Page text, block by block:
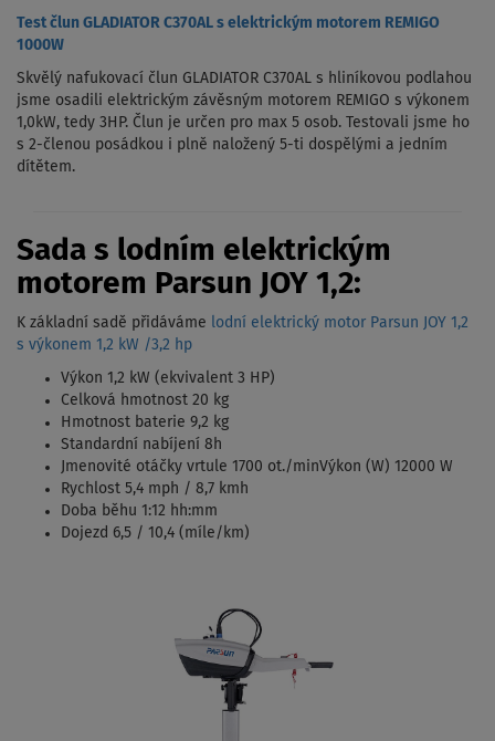
Test člun GLADIATOR C370AL s elektrickým motorem REMIGO
1000W
Skvělý nafukovací člun GLADIATOR C370AL s hliníkovou podlahou
jsme osadili elektrickým závěsným motorem REMIGO s výkonem
1,0kW, tedy 3HP. Člun je určen pro max 5 osob. Testovali jsme ho
s 2-členou posádkou i plně naložený 5-ti dospělými a jedním
dítětem.
Sada s lodním elektrickým
motorem Parsun JOY 1,2:
K základní sadě přidáváme lodní elektrický motor Parsun JOY 1,2
s výkonem 1,2 kW /3,2 hp
Výkon 1,2 kW (ekvivalent 3 HP)
Celková hmotnost 20 kg
Hmotnost baterie 9,2 kg
Standardní nabíjení 8h
Jmenovité otáčky vrtule 1700 ot./minVýkon (W) 12000 W
Rychlost 5,4 mph / 8,7 kmh
Doba běhu 1:12 hh:mm
Dojezd 6,5 / 10,4 (míle/km)